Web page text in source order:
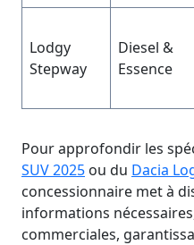
Lodgy
Stepway
Diesel &
Essence
Pour approfondir les
SUV 2025 ou du Dacia
concessionnaire met à
informations
commerciales,